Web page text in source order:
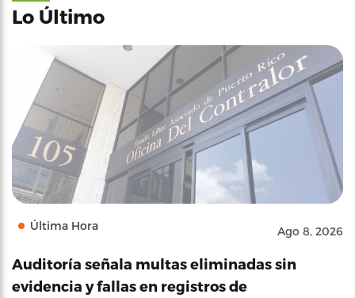
Lo Último
Última Hora Ago 8, 2026
Auditoría señala multas eliminadas sin
evidencia y fallas en registros de